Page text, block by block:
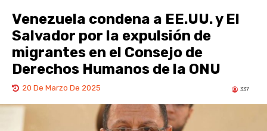
Venezuela condena a EE.UU. y El
Salvador por la expulsión de
migrantes en el Consejo de
Derechos Humanos de la ONU
20 De Marzo De 2025 337